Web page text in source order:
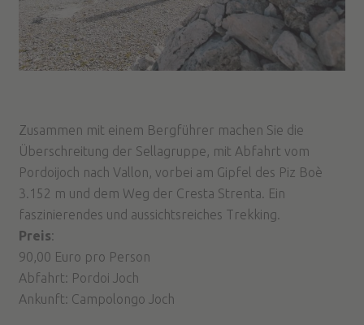
Zusammen mit einem Bergführer machen Sie die
Überschreitung der Sellagruppe, mit Abfahrt vom
Pordoijoch nach Vallon, vorbei am Gipfel des Piz Boè
3.152 m und dem Weg der Cresta Strenta. Ein
faszinierendes und aussichtsreiches Trekking.
Preis:
90,00 Euro pro Person
Abfahrt: Pordoi Joch
Ankunft: Campolongo Joch